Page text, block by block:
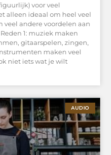
voor veel
alleen ideaal om heel veel
veel andere voordelen aan
1: muziek maken
gitaarspelen, zingen,
maken veel
niet iets wat je wilt
AUDIO